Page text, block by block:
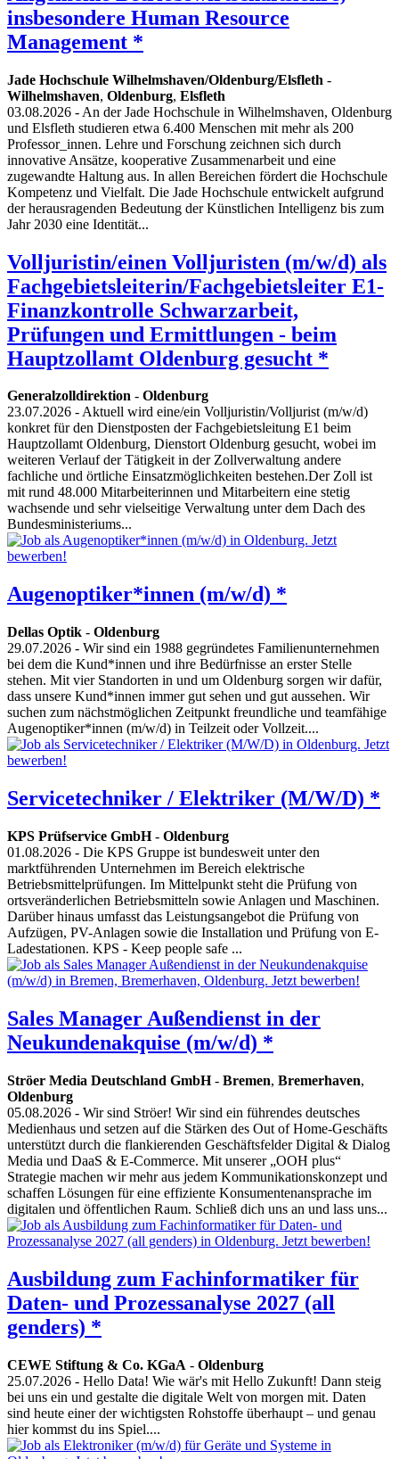
insbesondere Human Resource
Management *
Jade Hochschule Wilhelmshaven/Oldenburg/Elsfleth -
Wilhelmshaven, Oldenburg, Elsfleth
03.08.2026 - An der Jade Hochschule in Wilhelmshaven, Oldenburg
und Elsfleth studieren etwa 6.400 Menschen mit mehr als 200
Professor_innen. Lehre und Forschung zeichnen sich durch
innovative Ansätze, kooperative Zusammenarbeit und eine
zugewandte Haltung aus. In allen Bereichen fördert die Hochschule
Kompetenz und Vielfalt. Die Jade Hochschule entwickelt aufgrund
der herausragenden Bedeutung der Künstlichen Intelligenz bis zum
Jahr 2030 eine Identität...
Volljuristin/einen Volljuristen (m/w/d) als
Fachgebietsleiterin/Fachgebietsleiter E1-
Finanzkontrolle Schwarzarbeit,
Prüfungen und Ermittlungen - beim
Hauptzollamt Oldenburg gesucht *
Generalzolldirektion - Oldenburg
23.07.2026 - Aktuell wird eine/ein Volljuristin/Volljurist (m/w/d)
konkret für den Dienstposten der Fachgebietsleitung E1 beim
Hauptzollamt Oldenburg, Dienstort Oldenburg gesucht, wobei im
weiteren Verlauf der Tätigkeit in der Zollverwaltung andere
fachliche und örtliche Einsatzmöglichkeiten bestehen.Der Zoll ist
mit rund 48.000 Mitarbeiterinnen und Mitarbeitern eine stetig
wachsende und sehr vielseitige Verwaltung unter dem Dach des
Bundesministeriums...
Augenoptiker*innen (m/w/d) *
Dellas Optik - Oldenburg
29.07.2026 - Wir sind ein 1988 gegründetes Familienunternehmen
bei dem die Kund*innen und ihre Bedürfnisse an erster Stelle
stehen. Mit vier Standorten in und um Oldenburg sorgen wir dafür,
dass unsere Kund*innen immer gut sehen und gut aussehen. Wir
suchen zum nächstmöglichen Zeitpunkt freundliche und teamfähige
Augenoptiker*innen (m/w/d) in Teilzeit oder Vollzeit....
Servicetechniker / Elektriker (M/W/D) *
KPS Prüfservice GmbH- Oldenburg
01.08.2026 - Die KPS Gruppe ist bundesweit unter den
marktführenden Unternehmen im Bereich elektrische
Betriebsmittelprüfungen. Im Mittelpunkt steht die Prüfung von
ortsveränderlichen Betriebsmitteln sowie Anlagen und Maschinen.
Darüber hinaus umfasst das Leistungsangebot die Prüfung von
Aufzügen, PV-Anlagen sowie die Installation und Prüfung von E-
Ladestationen. KPS - Keep people safe ...
Sales Manager Außendienst in der
Neukundenakquise (m/w/d) *
Ströer Media Deutschland GmbH- Bremen, Bremerhaven,
Oldenburg
05.08.2026 - Wir sind Ströer! Wir sind ein führendes deutsches
Medienhaus und setzen auf die Stärken des Out of Home-Geschäfts
unterstützt durch die flankierenden Geschäftsfelder Digital & Dialog
Media und DaaS & E-Commerce. Mit unserer „OOH plus“
Strategie machen wir mehr aus jedem Kommunikationskonzept und
schaffen Lösungen für eine effiziente Konsumentenansprache im
digitalen und öffentlichen Raum. Schließ dich uns an und lass uns...
Ausbildung zum Fachinformatiker für
Daten- und Prozessanalyse 2027 (all
genders) *
CEWE Stiftung & Co. KGaA - Oldenburg
25.07.2026 - Hello Data! Wie wär's mit Hello Zukunft! Dann steig
bei uns ein und gestalte die digitale Welt von morgen mit. Daten
sind heute einer der wichtigsten Rohstoffe überhaupt – und genau
hier kommst du ins Spiel....